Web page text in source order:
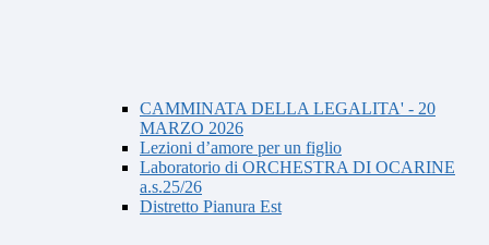
CAMMINATA DELLA LEGALITA' - 20
MARZO 2026
Lezioni d’amore per un figlio
Laboratorio di ORCHESTRA DI OCARINE
a.s.25/26
Distretto Pianura Est